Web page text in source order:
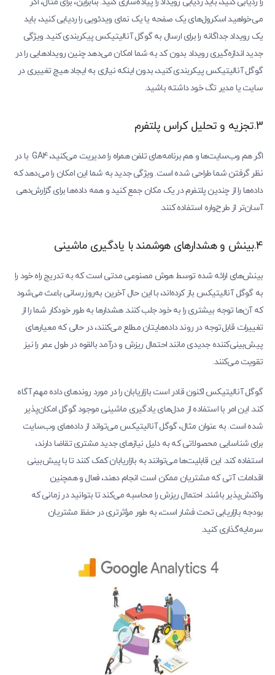
می‌خواهید اسکرول‌های یک صفحه یا یک نمای ویدئویی را ردیابی کنید، باید
یک رویداد جداگانه را برای ارسال به گوگل آنالیتیکس پیکربندی کنید. ویژگی
جدید اندازه‌گیری رویداد بدون کد به شما امکان می‌دهد چنین رویدادهایی را در
گوگل آنالیتیکس پیکربندی کنید، بدون اینکه نیازی به ایجاد هیچ تغییری در
سایت یا مدیر تگ خود داشته باشید.
3.تجزیه و تحلیل کراس پلتفرم
اگر هم وب‌سایت‌ها و هم برنامه‌های تلفن همراه را مدیریت می‌کنید، GA4 با در
نظر گرفتن شما طراحی شده است. ویژگی جدید به شما این امکان را می‌دهد که
داده‌ها را از چندین پلتفرم در یک مکان جمع کنید و همه داده‌ها برای گزارش‌دهی
آسان‌تر از طرح‌واره استفاده کنند.
4.بینش و هشدارهای هوشمند با یادگیری ماشینی
بینش‌های ارائه شده توسط هوش مصنوعی مدتی است که به تدریج راه خود را
به گوگل آنالیتیکس باز کرده‌اند، با این حال آخرین به‌روزرسانی باعث می‌شود
که آن‌ها توجه بیشتری را به خود جلب کنند. هشدارها به طور خودکار شما را از
تغییرات قابل‌توجه در روند داده‌هایتان مطلع می‌کنند، در حالی که معیارهای
پیش‌بینی‌کننده جدیدی مانند احتمال ریزش و درآمد بالقوه در طول عمر را نیز
تقویت می‌کنند.
گوگل آنالیتیکس اکنون قادر است بازاریابان را در مورد روندهای داده مهم آگاه
کند. این امر با استفاده از مدل‌های یادگیری ماشینی موجود گوگل امکان‌پذیر
شده است. به عنوان مثال، گوگل آنالیتیکس می‌تواند از داده‌های وب‌سایت
برای شناسایی محصولاتی که به دلیل نیازهای جدید مشتری تقاضا دارند،
استفاده کند. این قابلیت‌ها می‌توانند به بازاریابان کمک کنند تا با پیش‌بینی
اقدامات آتی که مشتریان ممکن است انجام دهند، فعال و همچنین
واکنش‌پذیر باشند. احتمال ریزش را محاسبه می‌کند تا بتوانید در زمانی که
بودجه بازاریابی تحت فشار است، به طور مؤثرتری در حفظ مشتریان
سرمایه‌گذاری کنید.